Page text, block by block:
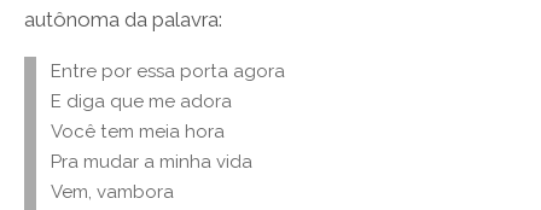
autônoma da palavra:
Entre por essa porta agora
E diga que me adora
Você tem meia hora
Pra mudar a minha vida
Vem, vambora